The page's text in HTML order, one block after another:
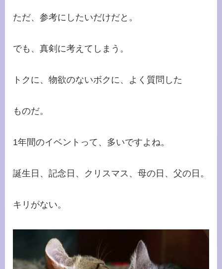
ただ、参考にしたいだけだと。
でも、真剣に考えてしまう。
トクに、物欲のないボクに、よく質問した
ものだ。
1年間のイベントって、多いですよね。
誕生日、記念日、クリスマス、母の日、父の日。
キリがない。